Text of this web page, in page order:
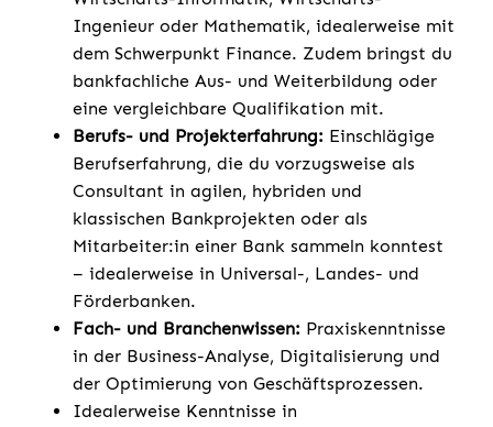
Ingenieur oder Mathematik, idealerweise mit
dem Schwerpunkt Finance. Zudem bringst du
bankfachliche Aus- und Weiterbildung oder
eine vergleichbare Qualifikation mit.
Berufs- und Projekterfahrung: Einschlägige
Berufserfahrung, die du vorzugsweise als
Consultant in agilen, hybriden und
klassischen Bankprojekten oder als
Mitarbeiter:in einer Bank sammeln konntest
– idealerweise in Universal-, Landes- und
Förderbanken.
Fach- und Branchenwissen: Praxiskenntnisse
in der Business-Analyse, Digitalisierung und
der Optimierung von Geschäftsprozessen.
Idealerweise Kenntnisse in